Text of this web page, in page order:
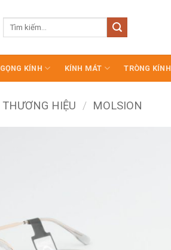
Tìm
GỌNG KÍNH KÍNH MÁT TRÒNG KÍNH
THƯƠNG HIỆU / MOLSION